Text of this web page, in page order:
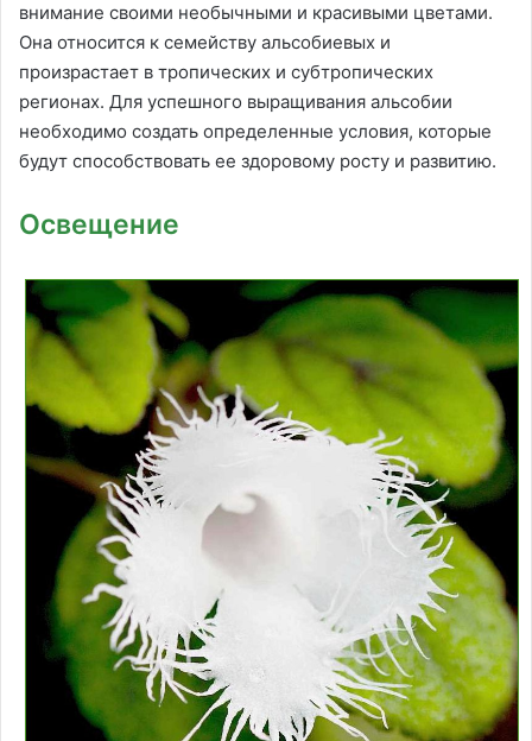
внимание своими необычными и красивыми цветами.
Она относится к семейству альсобиевых и
произрастает в тропических и субтропических
регионах. Для успешного выращивания альсобии
необходимо создать определенные условия, которые
будут способствовать ее здоровому росту и развитию.
Освещение